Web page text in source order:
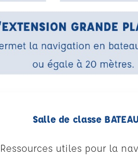
Salle de classe BATEAU
Ressources utiles pour la